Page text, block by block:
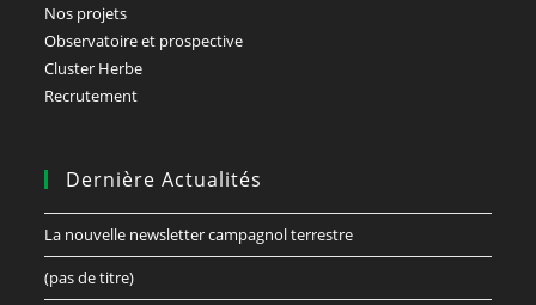
Nos projets
Observatoire et prospective
Cluster Herbe
Recrutement
Dernière Actualités
La nouvelle newsletter campagnol terrestre
(pas de titre)